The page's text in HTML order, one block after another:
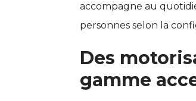
accompagne au
personnes selon la
Des
gamme